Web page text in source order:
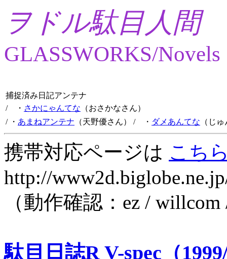
ヲドル駄目人間
GLASSWORKS/Novels
捕捉済み日記アンテナ
/ ・ さかにゃんてな （おさかなさん）
/ ・ あまねアンテナ （天野優さん） / ・ ダメあんてな （じ
携帯対応ページは こち
http://
（動作確認：ez /
駄目日誌R V-spec（